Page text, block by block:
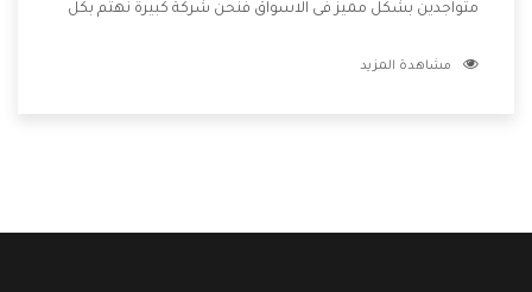
متواجدين بشكل مميز فى الاسواق فنحن شركة كبيرة نهتم بكل
الشركة بها والتى تكون منها خدمة الصيانة التى تكون من أهم
مشاهدة المزيد